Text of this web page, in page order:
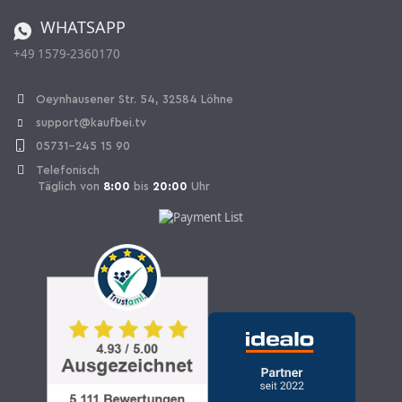
Vertrag widerrufen
WHATSAPP
+49 1579-2360170
Oeynhausener Str. 54, 32584 Löhne
support@kaufbei.tv
05731-245 15 90
Telefonisch
Täglich von 8:00 bis 20:00 Uhr